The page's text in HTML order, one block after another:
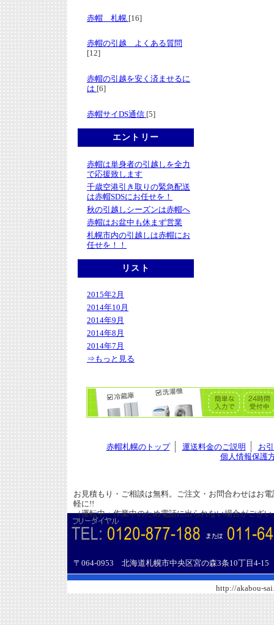
赤帽 札幌 [16]
赤帽の引越 よくある質問
[12]
赤帽の引越を安く済ませるに
は [6]
赤帽サイDS通信 [5]
エントリー
赤帽は単身者の引越しを全力
で応援致します
千歳空港引き取りの緊急配送
は赤帽SDSにお任せを！
秋の引越しシーズンは赤帽へ
赤帽はお盆中も休まず営業
札幌市内の引越しは赤帽にお
任せを！！
リスト
2015年2月
2014年10月
2014年9月
2014年8月
2014年7月
⇒もっと見る
赤帽札幌のトップ 運送料金のご説明
お
個人情報保護
お見積もり・ご相談は無料。ご注文・お問合わせはお
軽に!!
（運転中・作業中のため電話に出られない場合がござい
〒064-0953 北海道札幌市中央区宮の森3条10丁目4-
http://akabou-